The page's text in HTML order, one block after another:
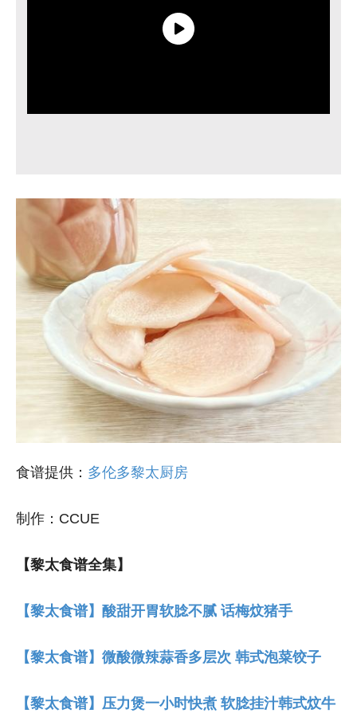
食谱提供： 多伦多黎太厨房
制作：CCUE
【黎太食谱全集】
【黎太食谱】酸甜开胃软腍不腻 话梅炆猪手
【黎太食谱】微酸微辣蒜香多层次 韩式泡菜饺子
【黎太食谱】压力煲一小时快煮 软腍挂汁韩式炆牛